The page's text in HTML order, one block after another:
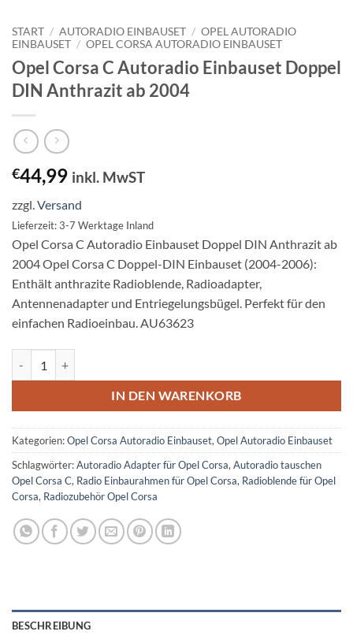
START / AUTORADIO EINBAUSET / OPEL AUTORADIO
EINBAUSET / OPEL CORSA AUTORADIO EINBAUSET
Opel Corsa C Autoradio Einbauset Doppel
DIN Anthrazit ab 2004
€44,99 inkl. MwST
zzgl.Versand
Lieferzeit: 3-7 Werktage Inland
Opel Corsa C Autoradio Einbauset Doppel DIN Anthrazit ab
2004 Opel Corsa C Doppel-DIN Einbauset (2004-2006):
Enthält anthrazite Radioblende, Radioadapter,
Antennenadapter und Entriegelungsbügel. Perfekt für den
einfachen Radioeinbau. AU63623
IN DEN WARENKORB
Kategorien:Opel Corsa Autoradio Einbauset, Opel Autoradio Einbauset
Schlagwörter:Autoradio Adapter für Opel Corsa, Autoradio tauschen
Opel Corsa C, Radio Einbaurahmen für Opel Corsa, Radioblende für Opel
Corsa, Radiozubehör Opel Corsa
BESCHREIBUNG